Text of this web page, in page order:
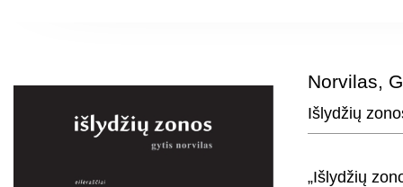
Norvilas,
Išlydžių
„Išlydžių